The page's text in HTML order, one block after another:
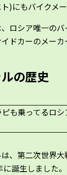
)にもバイクメ
ロシア唯一の
ドカーのメー
の歴史
、第二次世界
に誕生しました